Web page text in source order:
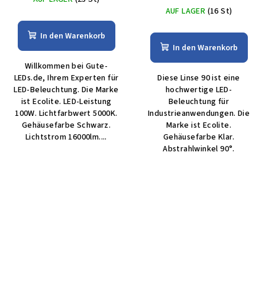
In den Warenkorb
Willkommen bei Gute-
LEDs.de, Ihrem Experten für
LED-Beleuchtung. Die Marke
ist Ecolite. LED-Leistung
100W. Lichtfarbwert 5000K.
Gehäusefarbe Schwarz.
Lichtstrom 16000lm....
AUF LAGER (16 St)
In den Warenkorb
Diese Linse 90 ist eine
hochwertige LED-
Beleuchtung für
Industrieanwendungen. Die
Marke ist Ecolite.
Gehäusefarbe Klar.
Abstrahlwinkel 90°.